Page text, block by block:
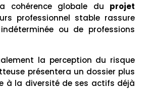
cohérence globale du
projet
professionnel stable rassure
ou de professions
la perception du risque
présentera un dossier plus
à la diversité de ses actifs déjà